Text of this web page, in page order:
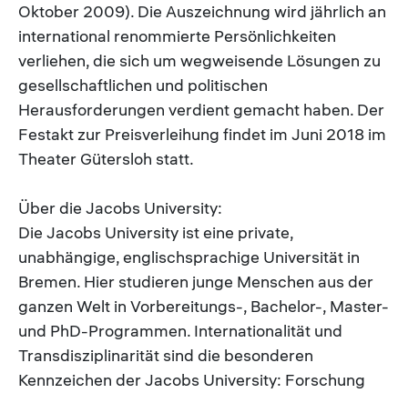
Oktober 2009). Die Auszeichnung wird jährlich an
international renommierte Persönlichkeiten
verliehen, die sich um wegweisende Lösungen zu
gesellschaftlichen und politischen
Herausforderungen verdient gemacht haben. Der
Festakt zur Preisverleihung findet im Juni 2018 im
Theater Gütersloh statt.
Über die Jacobs University:
Die Jacobs University ist eine private,
unabhängige, englischsprachige Universität in
Bremen. Hier studieren junge Menschen aus der
ganzen Welt in Vorbereitungs-, Bachelor-, Master-
und PhD-Programmen. Internationalität und
Transdisziplinarität sind die besonderen
Kennzeichen der Jacobs University: Forschung